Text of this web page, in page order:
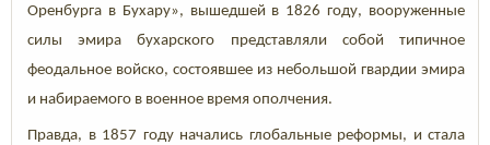
Оренбурга в Бухару», вышедшей в 1826 году, вооруженные
силы эмира бухарского представляли собой типичное
феодальное войско, состоявшее из небольшой гвардии эмира
и набираемого в военное время ополчения.
Правда, в 1857 году начались глобальные реформы, и стала